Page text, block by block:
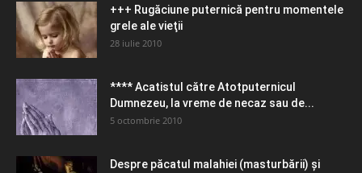
+++ Rugăciune puternică pentru momentele
grele ale vieţii
28 iulie 2010
**** Acatistul către Atotputernicul
Dumnezeu, la vreme de necaz sau de...
5 octombrie 2010
Despre păcatul malahiei (masturbării) şi